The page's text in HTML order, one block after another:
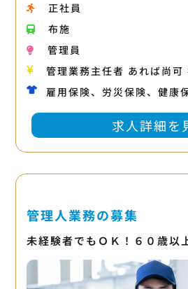
正社員
布施
管理員
管理業務主任者 あれば尚
雇用保険、労災保険、健康
求人詳細を
管理人業務の募集
未経験者でもＯＫ！６０歳以